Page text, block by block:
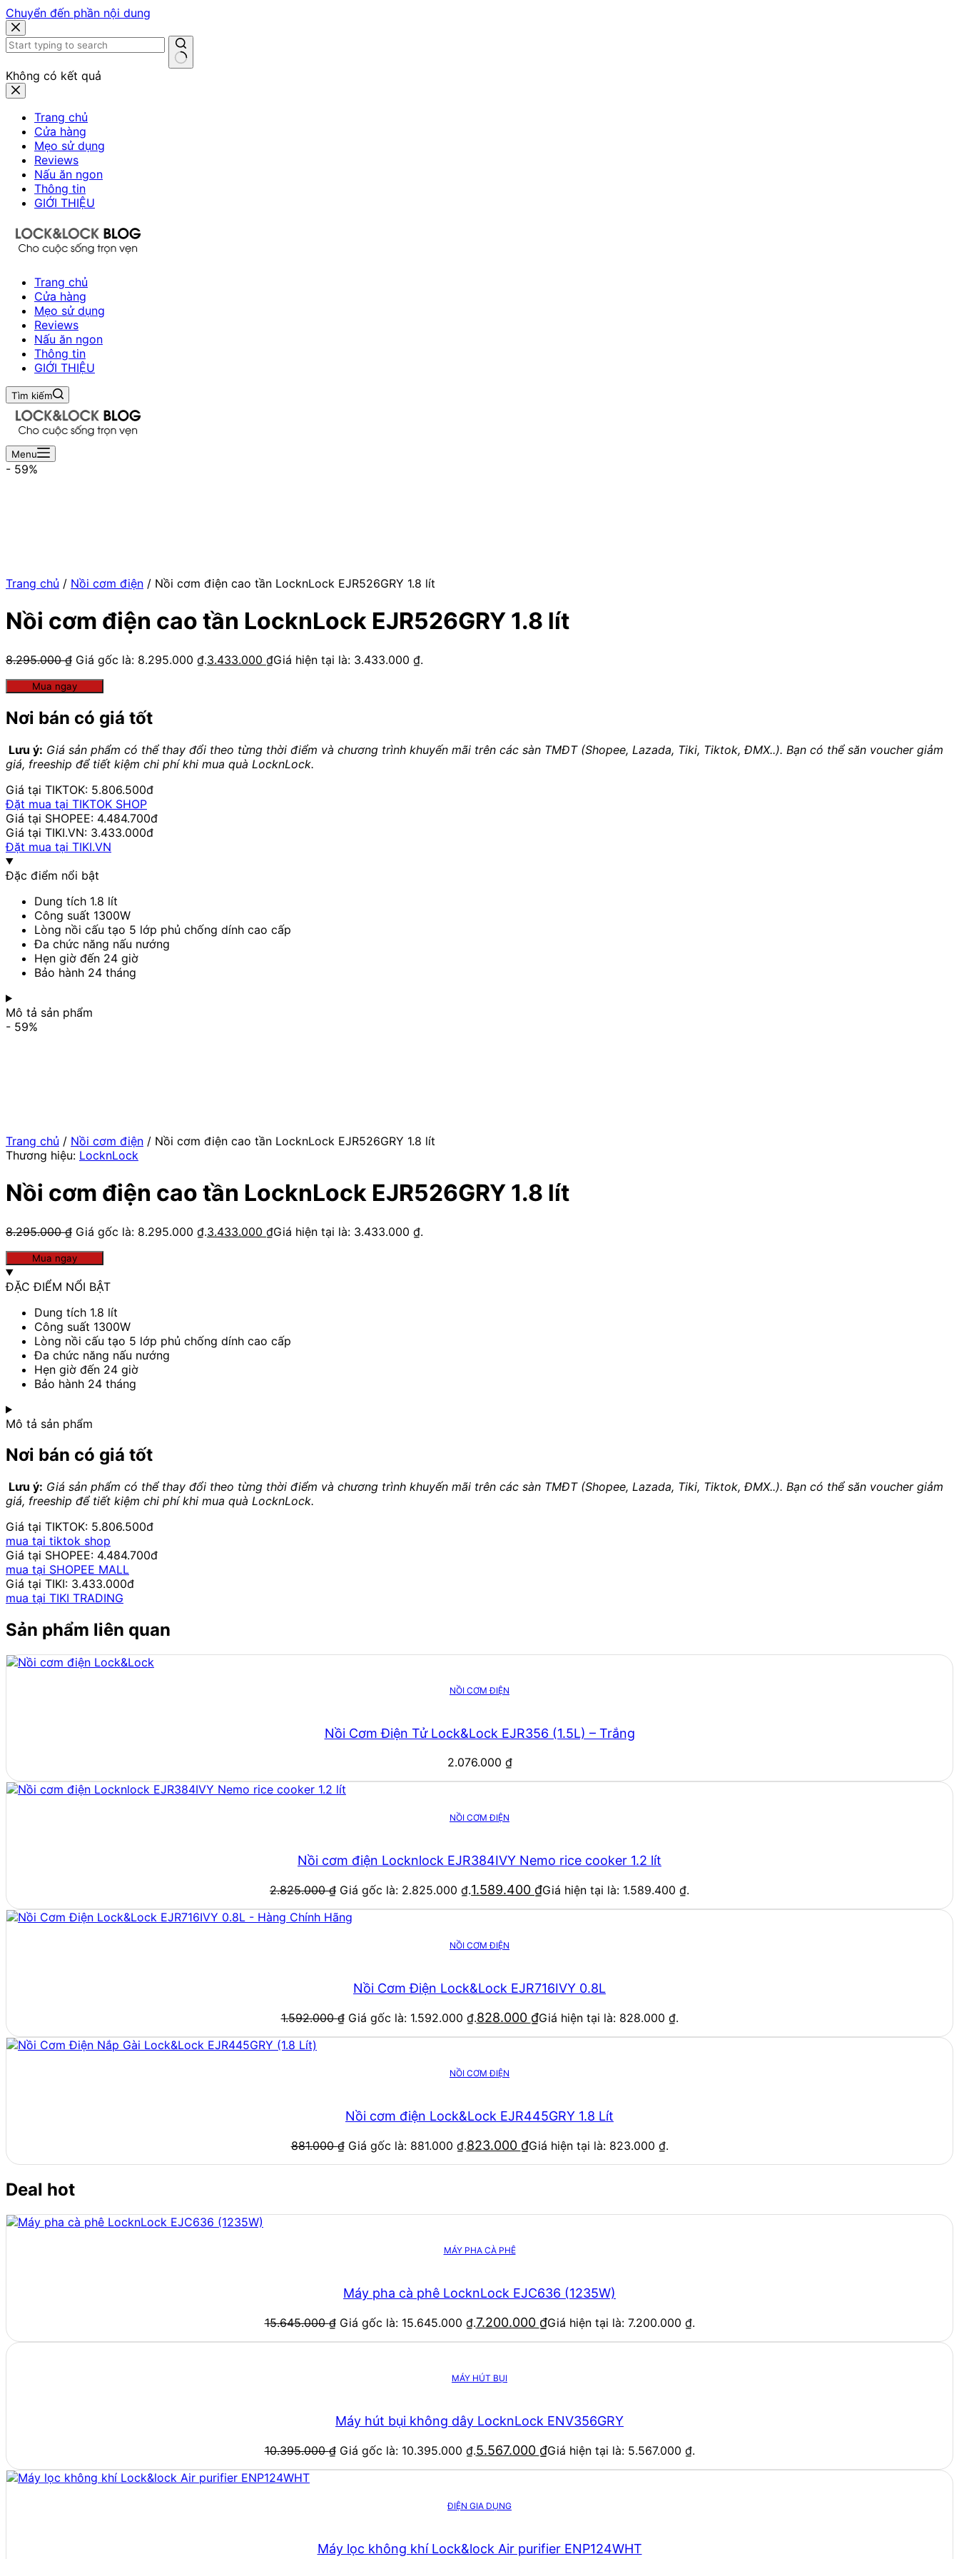
Chuyển đến phần nội dung
Không có kết quả
Trang chủ
Cửa hàng
Mẹo sử dụng
Reviews
Nấu ăn ngon
Thông tin
GIỚI THIỆU
Trang chủ
Cửa hàng
Mẹo sử dụng
Reviews
Nấu ăn ngon
Thông tin
GIỚI THIỆU
Tìm kiếm
Menu
- 59%
Trang chủ / Nồi cơm điện / Nồi cơm điện cao tần LocknLock EJR526GRY 1.8 lít
Nồi cơm điện cao tần LocknLock EJR526GRY 1.8 lít
8.295.000₫ Giá gốc là: 8.295.000 ₫.3.433.000 ₫Giá hiện tại là: 3.433.000 ₫.
Mua ngay
Nơi bán có giá tốt
Lưu ý: Giá sản phẩm có thể thay đổi theo từng thời điểm và chương trình khuyến mãi trên các sàn TMĐT (Shopee, Lazada, Tiki, Tiktok, ĐMX..). Bạn có thể săn voucher giảm
giá, freeship để tiết kiệm chi phí khi mua quà LocknLock.
Giá tại TIKTOK: 5.806.500đ
Đặt mua tại TIKTOK SHOP
Giá tại SHOPEE: 4.484.700đ
Giá tại TIKI.VN: 3.433.000đ
Đặt mua tại TIKI.VN
Đặc điểm nổi bật
Dung tích 1.8 lít
Công suất 1300W
Lòng nồi cấu tạo 5 lớp phủ chống dính cao cấp
Đa chức năng nấu nướng
Hẹn giờ đến 24 giờ
Bảo hành 24 tháng
Mô tả sản phẩm
- 59%
Trang chủ / Nồi cơm điện / Nồi cơm điện cao tần LocknLock EJR526GRY 1.8 lít
Thương hiệu: LocknLock
Nồi cơm điện cao tần LocknLock EJR526GRY 1.8 lít
8.295.000₫ Giá gốc là: 8.295.000 ₫.3.433.000 ₫Giá hiện tại là: 3.433.000 ₫.
Mua ngay
ĐẶC ĐIỂM NỔI BẬT
Dung tích 1.8 lít
Công suất 1300W
Lòng nồi cấu tạo 5 lớp phủ chống dính cao cấp
Đa chức năng nấu nướng
Hẹn giờ đến 24 giờ
Bảo hành 24 tháng
Mô tả sản phẩm
Nơi bán có giá tốt
Lưu ý: Giá sản phẩm có thể thay đổi theo từng thời điểm và chương trình khuyến mãi trên các sàn TMĐT (Shopee, Lazada, Tiki, Tiktok, ĐMX..). Bạn có thể săn voucher giảm
giá, freeship để tiết kiệm chi phí khi mua quà LocknLock.
Giá tại TIKTOK: 5.806.500đ
mua tại tiktok shop
Giá tại SHOPEE: 4.484.700đ
mua tại SHOPEE MALL
Giá tại TIKI: 3.433.000đ
mua tại TIKI TRADING
Sản phẩm liên quan
NỒI CƠM ĐIỆN
Nồi Cơm Điện Tử Lock&Lock EJR356 (1.5L) – Trắng
2.076.000 ₫
NỒI CƠM ĐIỆN
Nồi cơm điện Locknlock EJR384IVY Nemo rice cooker 1.2 lít
2.825.000₫ Giá gốc là: 2.825.000 ₫.1.589.400 ₫Giá hiện tại là: 1.589.400 ₫.
NỒI CƠM ĐIỆN
Nồi Cơm Điện Lock&Lock EJR716IVY 0.8L
1.592.000₫ Giá gốc là: 1.592.000 ₫.828.000 ₫Giá hiện tại là: 828.000 ₫.
NỒI CƠM ĐIỆN
Nồi cơm điện Lock&Lock EJR445GRY 1.8 Lít
881.000₫ Giá gốc là: 881.000 ₫.823.000 ₫Giá hiện tại là: 823.000 ₫.
Deal hot
MÁY PHA CÀ PHÊ
Máy pha cà phê LocknLock EJC636 (1235W)
15.645.000₫ Giá gốc là: 15.645.000 ₫.7.200.000 ₫Giá hiện tại là: 7.200.000 ₫.
MÁY HÚT BỤI
Máy hút bụi không dây LocknLock ENV356GRY
10.395.000₫ Giá gốc là: 10.395.000 ₫.5.567.000 ₫Giá hiện tại là: 5.567.000 ₫.
ĐIỆN GIA DỤNG
Máy lọc không khí Lock&lock Air purifier ENP124WHT